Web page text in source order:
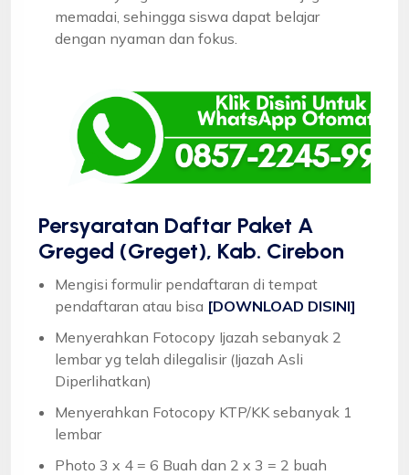
memadai, sehingga siswa dapat belajar
dengan nyaman dan fokus.
Persyaratan Daftar Paket A
Greged (Greget), Kab. Cirebon
Mengisi formulir pendaftaran di tempat
pendaftaran atau bisa [DOWNLOAD DISINI]
Menyerahkan Fotocopy Ijazah sebanyak 2
lembar yg telah dilegalisir (Ijazah Asli
Diperlihatkan)
Menyerahkan Fotocopy KTP/KK sebanyak 1
lembar
Photo 3 x 4 = 6 Buah dan 2 x 3 = 2 buah